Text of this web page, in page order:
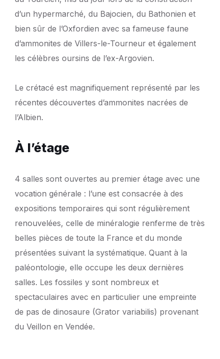
d’un hypermarché, du Bajocien, du Bathonien et
bien sûr de l’Oxfordien avec sa fameuse faune
d’ammonites de Villers-le-Tourneur et également
les célèbres oursins de l’ex-Argovien.
Le crétacé est magnifiquement représenté par les
récentes découvertes d’ammonites nacrées de
l’Albien.
À l’étage
4 salles sont ouvertes au premier étage avec une
vocation générale : l’une est consacrée à des
expositions temporaires qui sont régulièrement
renouvelées, celle de minéralogie renferme de très
belles pièces de toute la France et du monde
présentées suivant la systématique. Quant à la
paléontologie, elle occupe les deux dernières
salles. Les fossiles y sont nombreux et
spectaculaires avec en particulier une empreinte
de pas de dinosaure (Grator variabilis) provenant
du Veillon en Vendée.